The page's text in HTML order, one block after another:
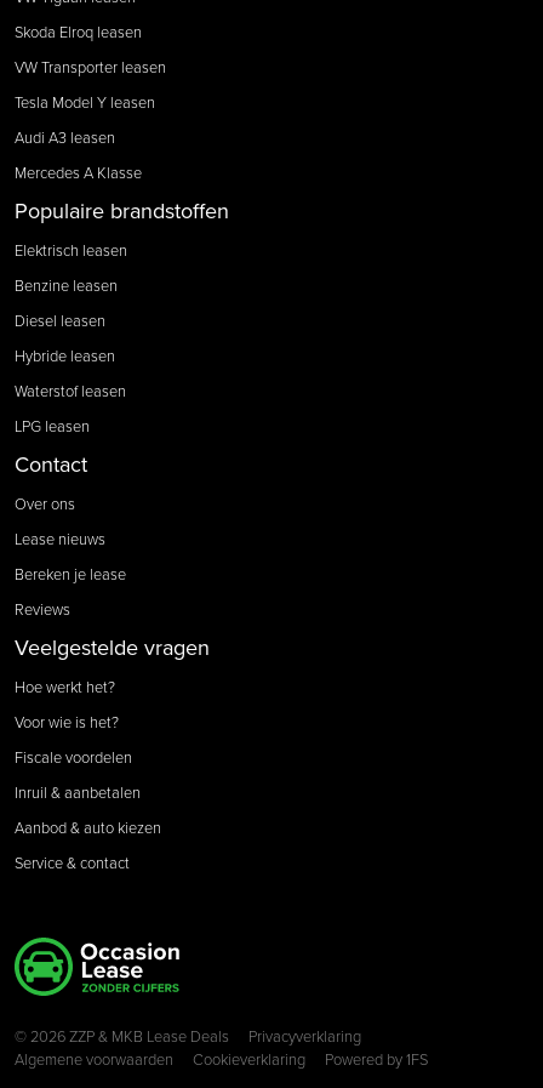
Skoda Elroq leasen
VW Transporter leasen
Tesla Model Y leasen
Audi A3 leasen
Mercedes A Klasse
Populaire brandstoffen
Elektrisch leasen
Benzine leasen
Diesel leasen
Hybride leasen
Waterstof leasen
LPG leasen
Contact
Over ons
Lease nieuws
Bereken je lease
Reviews
Veelgestelde vragen
Hoe werkt het?
Voor wie is het?
Fiscale voordelen
Inruil & aanbetalen
Aanbod & auto kiezen
Service & contact
Copyright navigation
© 2026 ZZP & MKB Lease Deals
Privacyverklaring
Algemene voorwaarden
Cookieverklaring Powered by1FS